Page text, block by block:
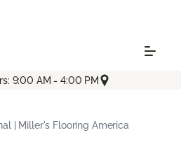
9:00 AM - 4:00 PM
| Miller's Flooring America